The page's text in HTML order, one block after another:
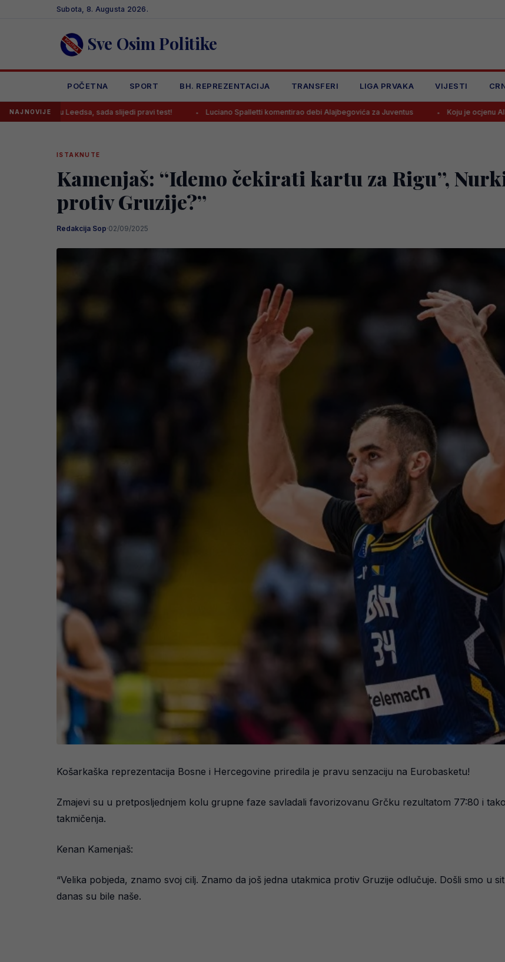
Subota, 8. Augusta 2026.
Sve Osim Politike
POČETNA SPORT BH. REPREZENTACIJA TRANSFERI LIGA PRVAKA VIJESTI
NAJNOVIJEsada slijedi pravi test! Luciano Spalletti komentirao debi Alajbegovića za Juventus Koju je ocjenu Alajbegović dobio
ISTAKNUTE
Kamenjaš: “Idemo čekirati kartu za Rigu”,
protiv Gruzije?”
Redakcija Sop·02/09/2025
Košarkaška reprezentacija Bosne i Hercegovine priredila je pravu senzaciju na Eurobasketu!
Zmajevi su u pretposljednjem kolu grupne faze savladali favorizovanu Grčku rezultatom 77:80 i
takmičenja.
Kenan Kamenjaš:
“Velika pobjeda, znamo svoj cilj. Znamo da još jedna utakmica protiv Gruzije odlučuje. Došli smo u
danas su bile naše.